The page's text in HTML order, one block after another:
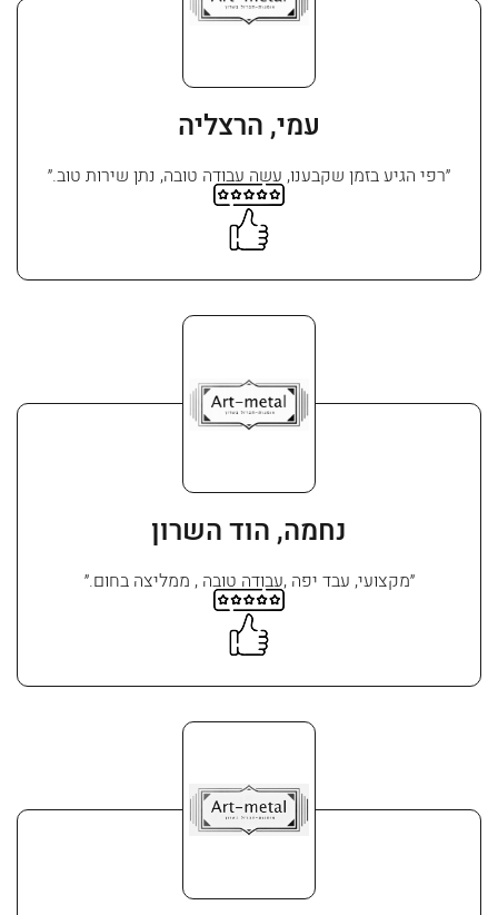
עמי, הרצליה
״רפי הגיע בזמן שקבענו, עשה עבודה טובה, נתן שירות טוב.״
נחמה, הוד השרון
״מקצועי, עבד יפה ,עבודה טובה , ממליצה בחום.״